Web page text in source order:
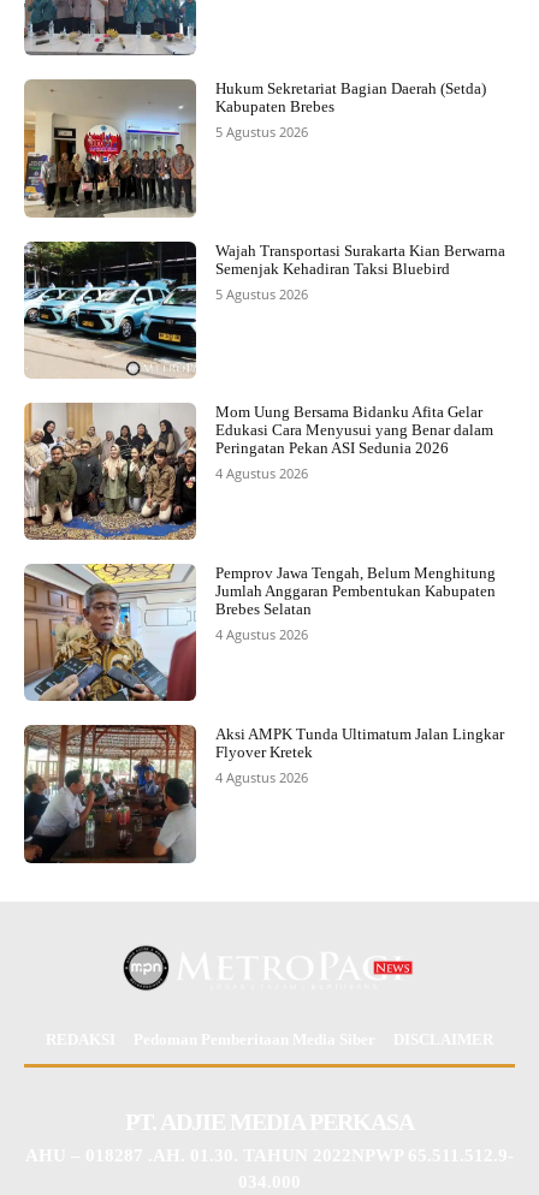
Hukum Sekretariat Bagian Daerah (Setda)
Kabupaten Brebes
5 Agustus 2026
Wajah Transportasi Surakarta Kian Berwarna
Semenjak Kehadiran Taksi Bluebird
5 Agustus 2026
Mom Uung Bersama Bidanku Afita Gelar
Edukasi Cara Menyusui yang Benar dalam
Peringatan Pekan ASI Sedunia 2026
4 Agustus 2026
Pemprov Jawa Tengah, Belum Menghitung
Jumlah Anggaran Pembentukan Kabupaten
Brebes Selatan
4 Agustus 2026
Aksi AMPK Tunda Ultimatum Jalan Lingkar
Flyover Kretek
4 Agustus 2026